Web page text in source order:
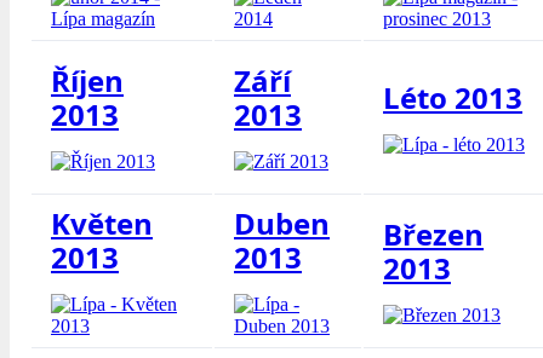
Říjen
2013
Září
2013
Léto 2013
Květen
2013
Duben
2013
Březen
2013